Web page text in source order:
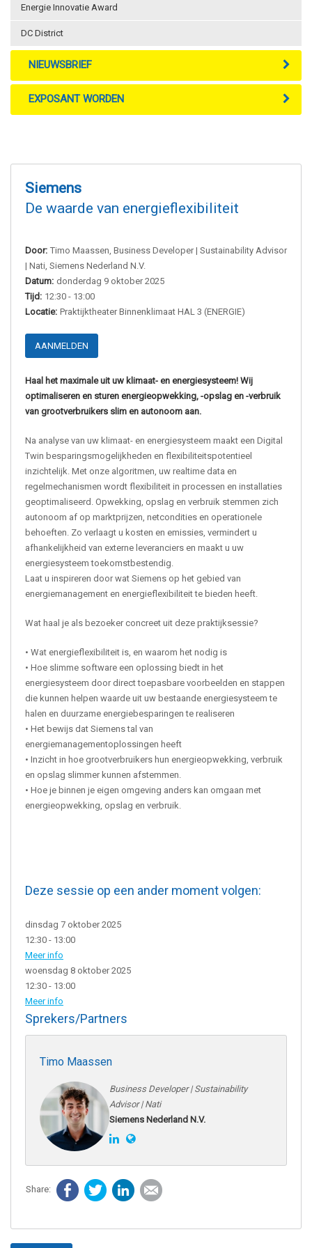
Energie Innovatie Award
DC District
NIEUWSBRIEF
EXPOSANT WORDEN
Siemens
De waarde van energieflexibiliteit
Door: Timo Maassen, Business Developer | Sustainability Advisor
| Nati, Siemens Nederland N.V.
Datum: donderdag 9 oktober 2025
Tijd: 12:30 - 13:00
Locatie: Praktijktheater Binnenklimaat HAL 3 (ENERGIE)
AANMELDEN
Haal het maximale uit uw klimaat- en energiesysteem! Wij
optimaliseren en sturen energieopwekking, -opslag en -verbruik
van grootverbruikers slim en autonoom aan.
Na analyse van uw klimaat- en energiesysteem maakt een Digital
Twin besparingsmogelijkheden en flexibiliteitspotentieel
inzichtelijk. Met onze algoritmen, uw realtime data en
regelmechanismen wordt flexibiliteit in processen en installaties
geoptimaliseerd. Opwekking, opslag en verbruik stemmen zich
autonoom af op marktprijzen, netcondities en operationele
behoeften. Zo verlaagt u kosten en emissies, vermindert u
afhankelijkheid van externe leveranciers en maakt u uw
energiesysteem toekomstbestendig.
Laat u inspireren door wat Siemens op het gebied van
energiemanagement en energieflexibiliteit te bieden heeft.
Wat haal je als bezoeker concreet uit deze praktijksessie?
• Wat energieflexibiliteit is, en waarom het nodig is
• Hoe slimme software een oplossing biedt in het
energiesysteem door direct toepasbare voorbeelden en stappen
die kunnen helpen waarde uit uw bestaande energiesysteem te
halen en duurzame energiebesparingen te realiseren
• Het bewijs dat Siemens tal van
energiemanagementoplossingen heeft
• Inzicht in hoe grootverbruikers hun energieopwekking, verbruik
en opslag slimmer kunnen afstemmen.
• Hoe je binnen je eigen omgeving anders kan omgaan met
energieopwekking, opslag en verbruik.
Deze sessie op een ander moment volgen:
dinsdag 7 oktober 2025
12:30 - 13:00
Meer info
woensdag 8 oktober 2025
12:30 - 13:00
Meer info
Sprekers/Partners
Timo Maassen
Business Developer | Sustainability
Advisor | Nati
Siemens Nederland N.V.
FacebookTwitter LinkedIn